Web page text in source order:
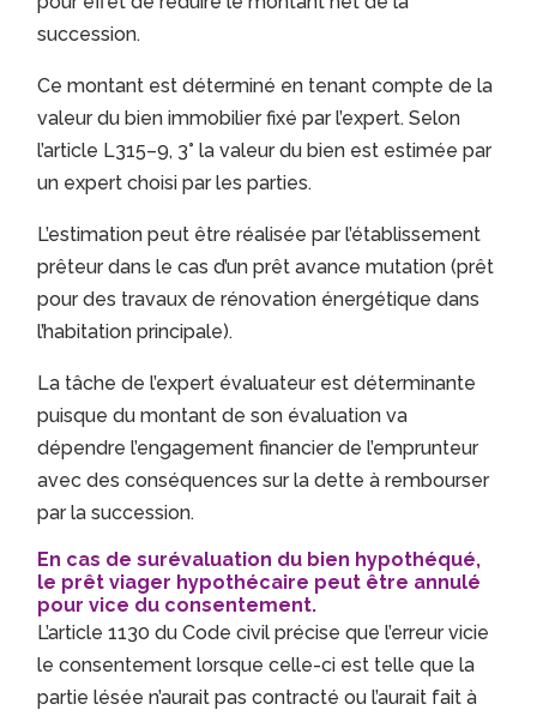
succession.
Ce montant est déterminé en tenant compte de la
valeur du bien immobilier fixé par l’expert. Selon
l’article L315–9, 3° la valeur du bien est estimée par
un expert choisi par les parties.
L’estimation peut être réalisée par l’établissement
prêteur dans le cas d’un prêt avance mutation (prêt
pour des travaux de rénovation énergétique dans
l’habitation principale).
La tâche de l’expert évaluateur est déterminante
puisque du montant de son évaluation va
dépendre l’engagement financier de l’emprunteur
avec des conséquences sur la dette à rembourser
par la succession.
En cas de surévaluation du bien hypothéqué,
le prêt viager hypothécaire peut être annulé
pour vice du consentement.
L’article 1130 du Code civil précise que l’erreur vicie
le consentement lorsque celle-ci est telle que la
partie lésée n’aurait pas contracté ou l’aurait fait à